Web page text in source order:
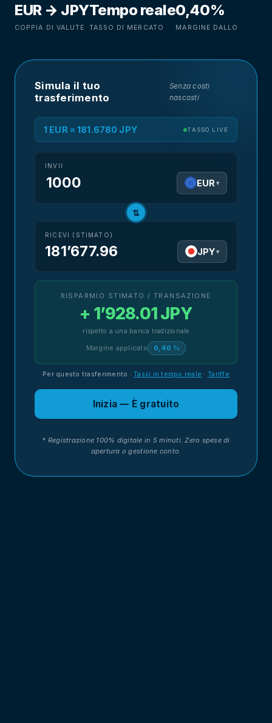
EUR → JPY
COPPIA DI VALUTE
Tempo reale
TASSO DI MERCATO
0,40%
MARGINE DALLO
Simula il tuo
trasferimento
Senza costi
nascosti
1 EUR = 181.6780 JPY TASSO LIVE
INVII
EUR ▾
⇅
RICEVI (STIMATO)
181’677.96 JPY▾
RISPARMIO STIMATO / TRANSAZIONE
+ 1’928.01 JPY
rispetto a una banca tradizionale
Margine applicato 0,40 %
Per questo trasferimento ·Tassi in tempo reale ·Tariffe
Inizia — È gratuito
* Registrazione 100% digitale in 5 minuti. Zero spese di
apertura o gestione conto.